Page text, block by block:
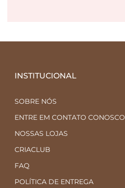
INSTITUCIONAL
SOBRE NÓS
ENTRE EM CONTATO CONOSCO
NOSSAS LOJAS
CRIACLUB
FAQ
POLÍTICA DE ENTREGA